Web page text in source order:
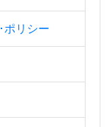
リシー